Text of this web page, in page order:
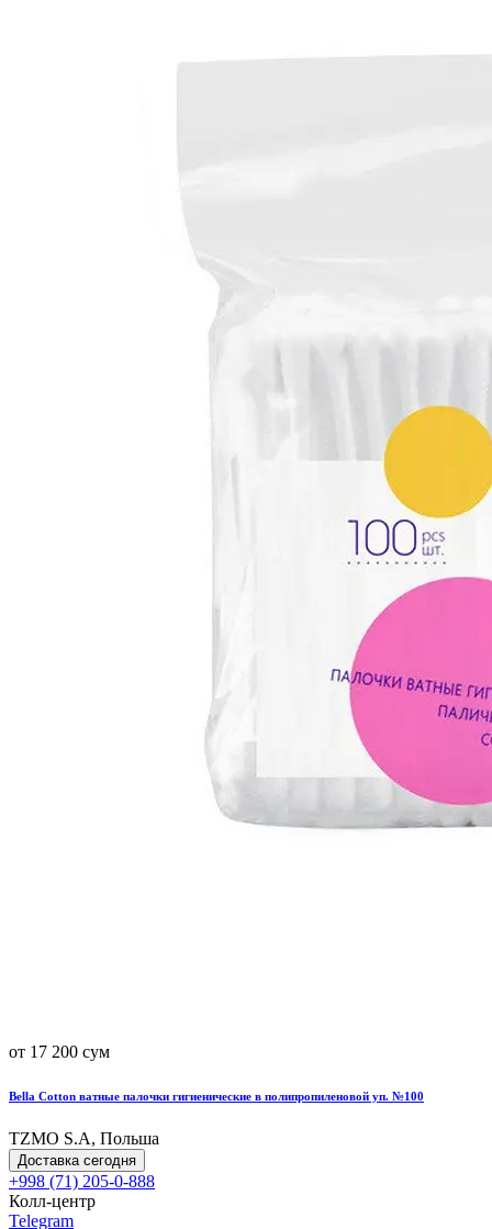
от 17 200 сум
Bella Cotton ватные палочки гигиенические в полипропиленовой уп. №100
TZMO S.A, Польша
Доставка сегодня
+998 (71) 205-0-888
Колл-центр
Telegram